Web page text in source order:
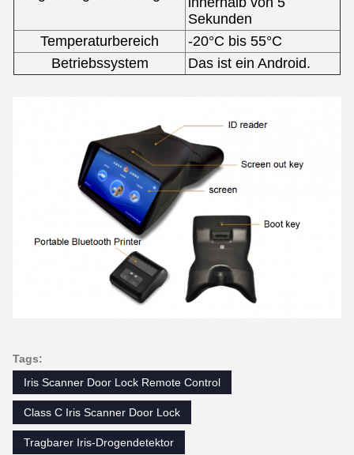
Sekunden
Temperaturbereich
-20°C bis 55°C
Betriebssystem
Das ist ein Android.
Tags:
Iris Scanner Door Lock Remote Control
Class C Iris Scanner Door Lock
Tragbarer Iris-Drogendetektor